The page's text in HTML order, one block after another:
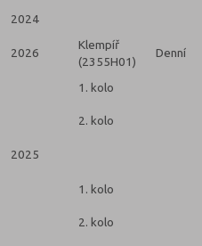
2024
2026
Klempíř
(2355H01)
Denní
1. kolo
2. kolo
2025
1. kolo
2. kolo